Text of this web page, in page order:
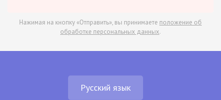
Нажимая на кнопку «Отправить», вы принимаете положение об
обработке персональных данных.
Русский язык